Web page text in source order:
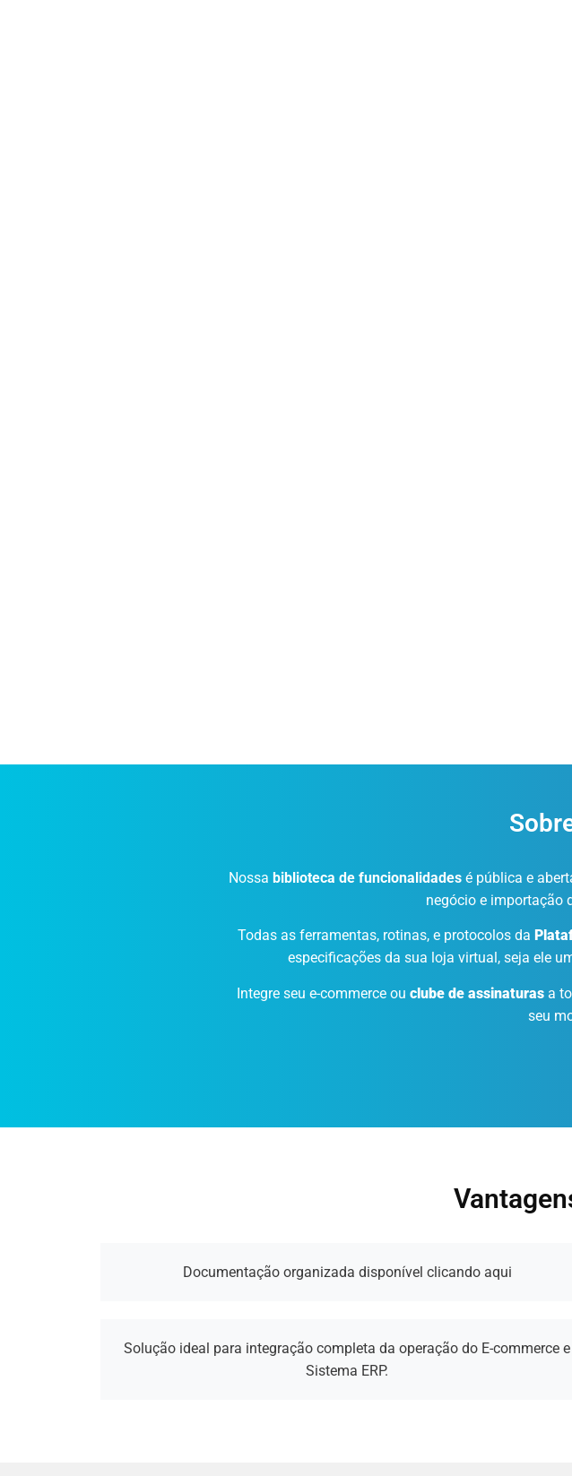
Nossa biblioteca de funcionalidadesé pública e
negócio e importação
Todas as ferramentas, rotinas, e protocolos da
especificações da sua loja virtual, seja ele
Integre seu e-commerce ou clube de assinaturasa
seu
Documentação organizada disponível clicando aqui
Solução ideal para integração completa da operação do E-commerce e
Sistema ERP.